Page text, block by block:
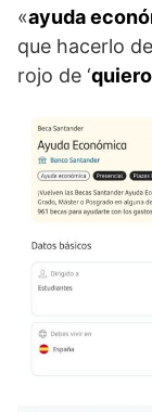
«ayuda
que hacerlo
rojo de ‘